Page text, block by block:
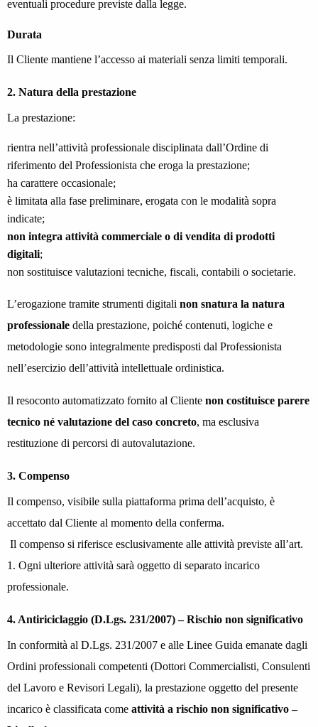
eventuali procedure previste dalla legge.
Durata
Il Cliente mantiene l’accesso ai materiali senza limiti temporali.
2. Natura della prestazione
La prestazione:
rientra nell’attività professionale disciplinata dall’Ordine di
riferimento del Professionista che eroga la prestazione;
ha carattere occasionale;
è limitata alla fase preliminare, erogata con le modalità sopra
indicate;
non integra attività commerciale o di vendita di prodotti
digitali;
non sostituisce valutazioni tecniche, fiscali, contabili o societarie.
L’erogazione tramite strumenti digitali non snatura la natura
professionale della prestazione, poiché contenuti, logiche e
metodologie sono integralmente predisposti dal Professionista
nell’esercizio dell’attività intellettuale ordinistica.
Il resoconto automatizzato fornito al Cliente non costituisce parere
tecnico né valutazione del caso concreto, ma esclusiva
restituzione di percorsi di autovalutazione.
3. Compenso
Il compenso, visibile sulla piattaforma prima dell’acquisto, è
accettato dal Cliente al momento della conferma.
Il compenso si riferisce esclusivamente alle attività previste all’art.
1. Ogni ulteriore attività sarà oggetto di separato incarico
professionale.
4. Antiriciclaggio (D.Lgs. 231/2007) – Rischio non significativo
In conformità al D.Lgs. 231/2007 e alle Linee Guida emanate dagli
Ordini professionali competenti (Dottori Commercialisti, Consulenti
del Lavoro e Revisori Legali), la prestazione oggetto del presente
incarico è classificata come attività a rischio non significativo –